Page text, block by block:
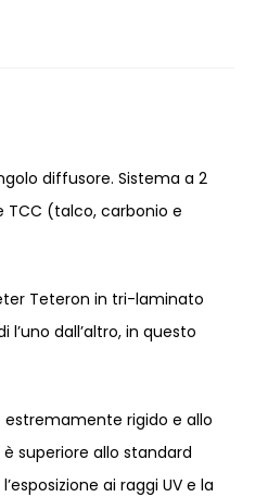
diffusore. Sistema a 2
TCC (talco, carbonio e
Teteron in tri-laminato
dall’altro, in questo
rigido e allo
superiore allo standard
ai raggi UV e la